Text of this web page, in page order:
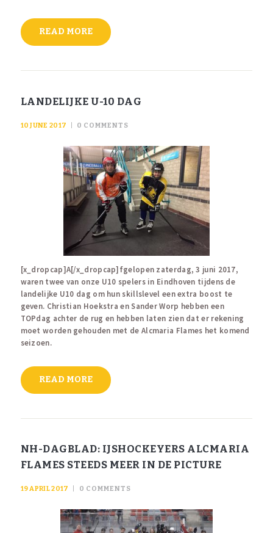
READ MORE
LANDELIJKE U-10 DAG
10 JUNE 2017 0 COMMENTS
[x_dropcap]A[/x_dropcap]fgelopen zaterdag, 3 juni 2017,
waren twee van onze U10 spelers in Eindhoven tijdens de
landelijke U10 dag om hun skillslevel een extra boost te
geven. Christian Hoekstra en Sander Worp hebben een
TOPdag achter de rug en hebben laten zien dat er rekening
moet worden gehouden met de Alcmaria Flames het komend
seizoen.
READ MORE
NH-DAGBLAD: IJSHOCKEYERS ALCMARIA
FLAMES STEEDS MEER IN DE PICTURE
19 APRIL 2017 0 COMMENTS